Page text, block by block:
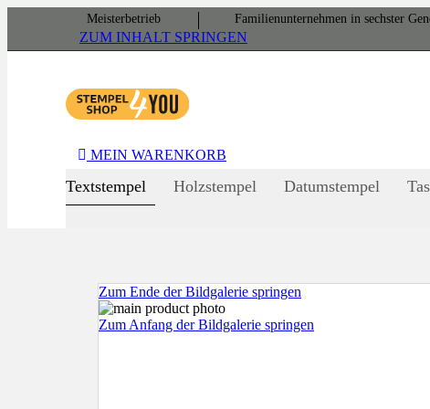
Meister­betrieb Familien­unter­nehmen in sechster
ZUM INHALT SPRINGEN
MEIN WARENKORB
Textstempel Holzstempel Datumstempel
Zum Ende der Bildgalerie springen
Zum Anfang der Bildgalerie springen